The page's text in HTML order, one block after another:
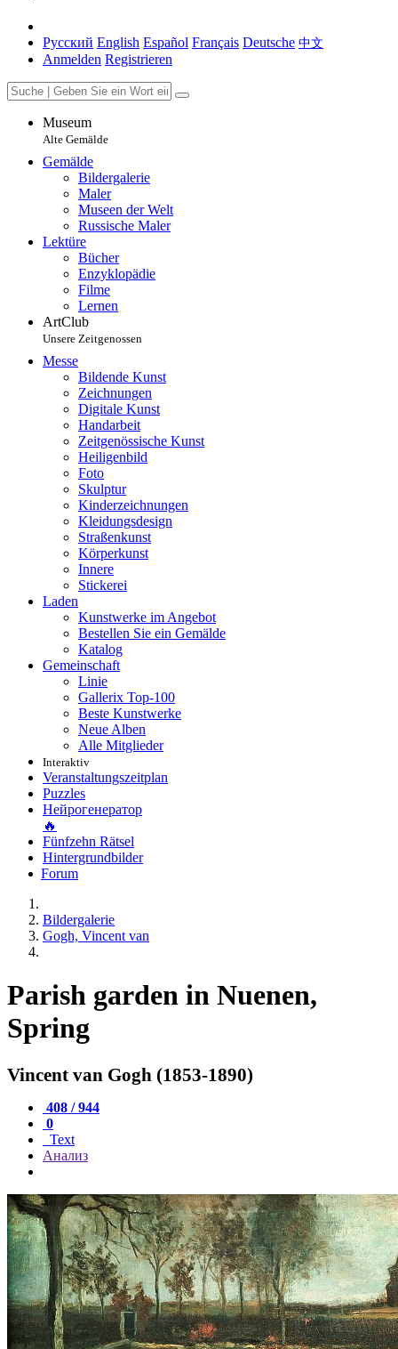
Русский English Español Français Deutsche 中文
Anmelden Registrieren
Museum
Alte Gemälde
Gemälde
Bildergalerie
Maler
Museen der Welt
Russische Maler
Lektüre
Bücher
Enzyklopädie
Filme
Lernen
ArtClub
Unsere Zeitgenossen
Messe
Bildende Kunst
Zeichnungen
Digitale Kunst
Handarbeit
Zeitgenössische Kunst
Heiligenbild
Foto
Skulptur
Kinderzeichnungen
Kleidungsdesign
Straßenkunst
Körperkunst
Innere
Stickerei
Laden
Kunstwerke im Angebot
Bestellen Sie ein Gemälde
Katalog
Gemeinschaft
Linie
Gallerix Top-100
Beste Kunstwerke
Neue Alben
Alle Mitglieder
Interaktiv
Veranstaltungszeitplan
Puzzles
Нейрогенератор
🔥
Fünfzehn Rätsel
Hintergrundbilder
Forum
Bildergalerie
Gogh, Vincent van
Parish garden in Nuenen,
Spring
Vincent van Gogh (1853-1890)
408 / 944
0
Text
Анализ